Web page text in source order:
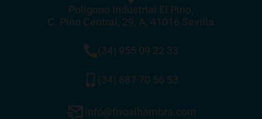
Poligono Industrial El Pino,
C. Pino Central, 29, A, 41016 Sevilla
(34) 955 09 22 33
(34) 687 70 56 53
info@frioalhambra.com